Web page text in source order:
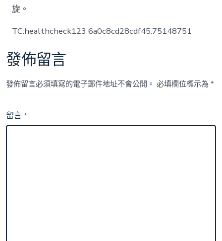
旋。
TC:healthcheck123 6a0c8cd28cdf45.75148751
發佈留言
發佈留言必須填寫的電子郵件地址不會公開。 必填欄位標示為*
留言*